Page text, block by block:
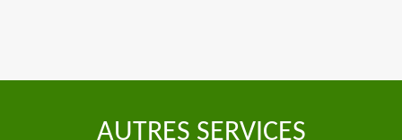
AUTRES SERVICES